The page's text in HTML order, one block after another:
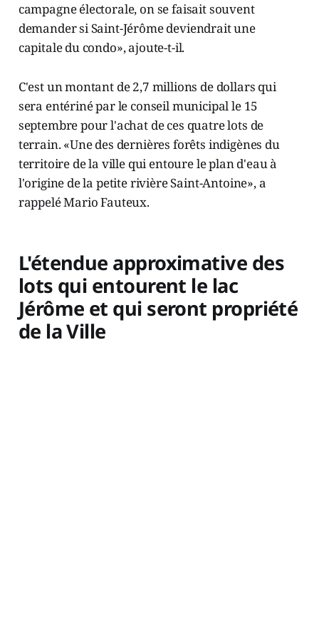
campagne électorale, on se faisait souvent
demander si Saint-Jérôme deviendrait une
capitale du condo», ajoute-t-il.
C'est un montant de 2,7 millions de dollars qui
sera entériné par le conseil municipal le 15
septembre pour l'achat de ces quatre lots de
terrain. «Une des dernières forêts indigènes du
territoire de la ville qui entoure le plan d'eau à
l'origine de la petite rivière Saint-Antoine», a
rappelé Mario Fauteux.
L'étendue approximative des
lots qui entourent le lac
Jérôme et qui seront propriété
de la Ville